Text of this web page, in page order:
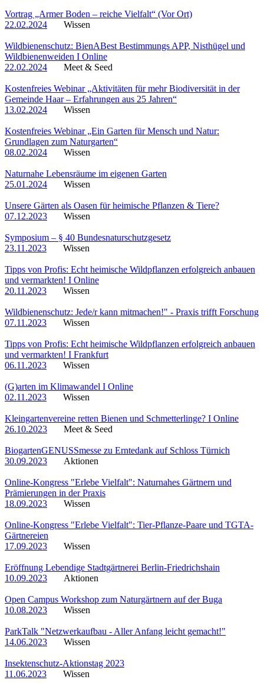
Vortrag „Armer Boden – reiche Vielfalt“ (Vor Ort)
22.02.2024
Wissen
Wildbienenschutz: BienABest Bestimmungs APP, Nisthügel und
Wildbienenweiden I Online
22.02.2024
Meet & Seed
Kostenfreies Webinar „Aktivitäten für mehr Biodiversität in der
Gemeinde Haar – Erfahrungen aus 25 Jahren“
13.02.2024
Wissen
Kostenfreies Webinar „Ein Garten für Mensch und Natur:
Grundlagen zum Naturgarten“
08.02.2024
Wissen
Naturnahe Lebensräume im eigenen Garten
25.01.2024
Wissen
Unsere Gärten als Oasen für heimische Pflanzen & Tiere?
07.12.2023
Wissen
Symposium – § 40 Bundesnaturschutzgesetz
23.11.2023
Wissen
Tipps von Profis: Echt heimische Wildpflanzen erfolgreich anbauen
und vermarkten! I Online
20.11.2023
Wissen
Wildbienenschutz: Jede/r kann mitmachen!" - Praxis trifft Forschung
07.11.2023
Wissen
Tipps von Profis: Echt heimische Wildpflanzen erfolgreich anbauen
und vermarkten! I Frankfurt
06.11.2023
Wissen
(G)arten im Klimawandel I Online
02.11.2023
Wissen
Kleingartenvereine retten Bienen und Schmetterlinge? I Online
26.10.2023
Meet & Seed
BiogartenGENUSSmesse zu Erntedank auf Schloss Türnich
30.09.2023
Aktionen
Online-Kongress "Erlebe Vielfalt": Naturnahes Gärtnern und
Prämierungen in der Praxis
18.09.2023
Wissen
Online-Kongress "Erlebe Vielfalt": Tier-Pflanze-Paare und TGTA-
Gärtnereien
17.09.2023
Wissen
Eröffnung Lebendige Stadtgärtnerei Berlin-Friedrichshain
10.09.2023
Aktionen
Open Campus Workshop zum Naturgärtnern auf der Buga
10.08.2023
Wissen
ParkTalk "Netzwerkaufbau - Aller Anfang leicht gemacht!"
14.06.2023
Wissen
Insektenschutz-Aktionstag 2023
11.06.2023
Wissen